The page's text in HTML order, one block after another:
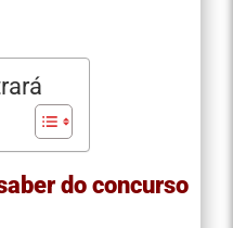
do concurso